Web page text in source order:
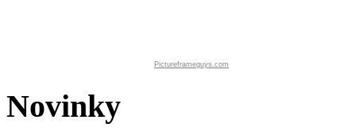
Pictureframeguys.com
Novinky